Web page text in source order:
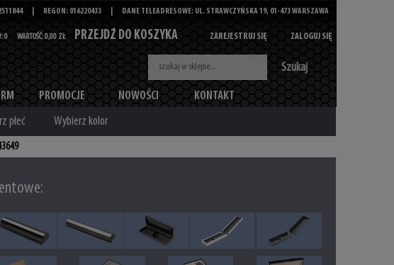
Szukaj
PROMOCJE NOWOŚCI KONTAKT
ZAREJESTRUJ SIĘ ZALOGUJ SIĘ
0 WARTOŚĆ:0,00 ZŁ PRZEJDŹ DO KOSZYKA
REGON: 016220433 DANE TELEADRESOWE: UL. STRAWCZYŃSKA 19, 01-473 WARSZAWA
płeć Wybierz kolor